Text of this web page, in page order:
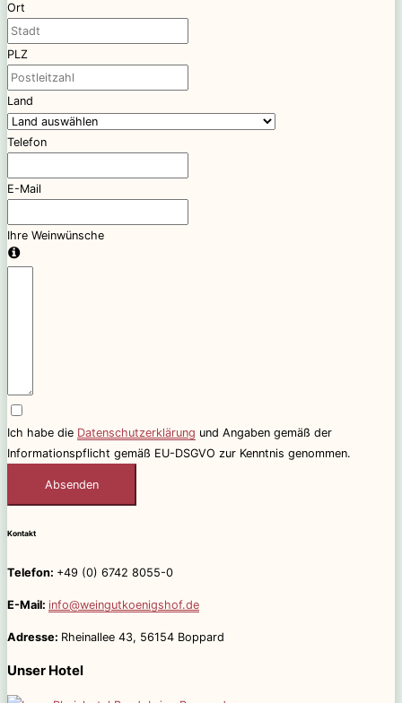
Ort
PLZ
Land
Telefon
E-Mail
Ihre Weinwünsche
Ich habe die Datenschutzerklärung und Angaben gemäß der
Informationspflicht gemäß EU-DSGVO zur Kenntnis genommen.
Absenden
Kontakt
Telefon: +49 (0) 6742 8055-0
E-Mail: info@weingutkoenigshof.de
Adresse: Rheinallee 43, 56154 Boppard
Unser Hotel